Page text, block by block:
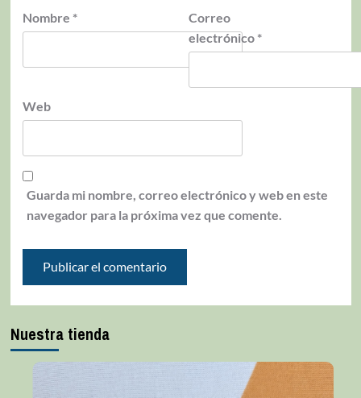
Nombre *
Correo
electrónico *
Web
Guarda mi nombre, correo electrónico y web en este
navegador para la próxima vez que comente.
Nuestra tienda